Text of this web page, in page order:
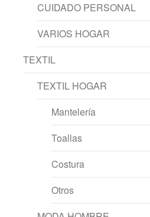
CUIDADO PERSONAL
VARIOS HOGAR
TEXTIL
TEXTIL HOGAR
Mantelería
Toallas
Costura
Otros